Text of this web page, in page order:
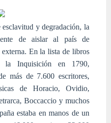
y degradación, la
de aislar al país de
En la lista de libros
la Inquisición en 1790,
más de 7.600 escritores,
de Horacio, Ovidio,
Boccaccio y muchos
estaba en manos de un